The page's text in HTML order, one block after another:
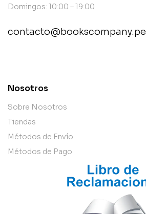
Domingos: 10:00 – 19:00
contacto@bookscompany.pe
Nosotros
Sobre Nosotros
Tiendas
Métodos de Envío
Métodos de Pago